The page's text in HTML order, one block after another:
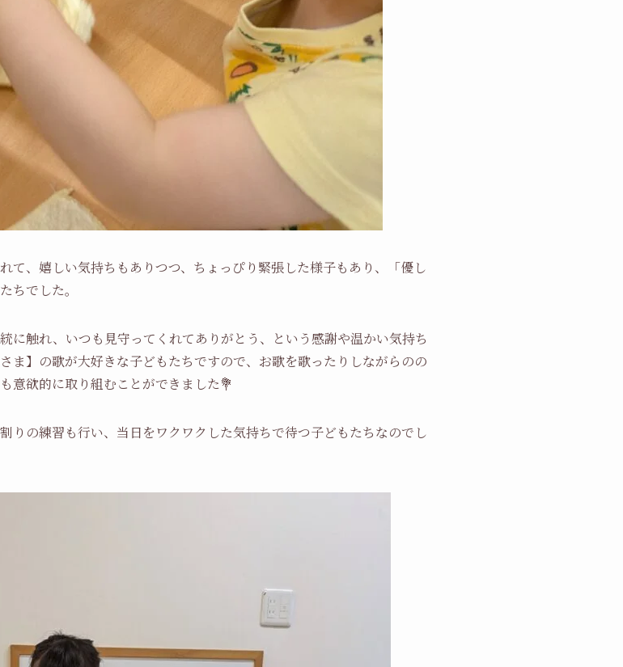
て、嬉しい気持ちもありつつ、ちょっぴり緊張した様子もあり、「優し
ちでした。
に触れ、いつも見守ってくれてありがとう、という感謝や温かい気持ち
ま】の歌が大好きな子どもたちですので、お歌を歌ったりしながらのの
意欲的に取り組むことができました💐
りの練習も行い、当日をワクワクした気持ちで待つ子どもたちなのでし